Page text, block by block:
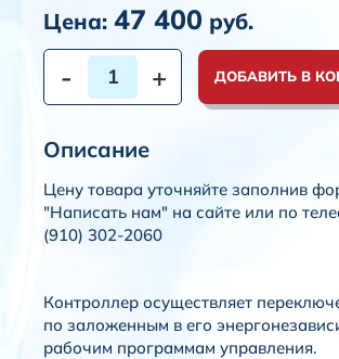
Цена: 47 400 руб.
- + ДОБАВИТЬ В
Описание
Цену товара уточняйте заполнив
"Написать нам" на сайте или по
(910) 302-2060
Контроллер осуществляет
по заложенным в его
рабочим программам управления.